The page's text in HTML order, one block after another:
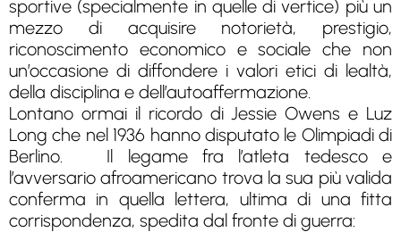
sportive (specialmente in quelle di vertice) più un
mezzo di acquisire notorietà, prestigio,
riconoscimento economico e sociale che non
un’occasione di diffondere i valori etici di lealtà,
della disciplina e dell’autoaffermazione.
Lontano ormai il ricordo di Jessie Owens e Luz
Long che nel 1936 hanno disputato le Olimpiadi di
Berlino. Il legame fra l’atleta tedesco e
l’avversario afroamericano trova la sua più valida
conferma in quella lettera, ultima di una fitta
corrispondenza, spedita dal fronte di guerra: